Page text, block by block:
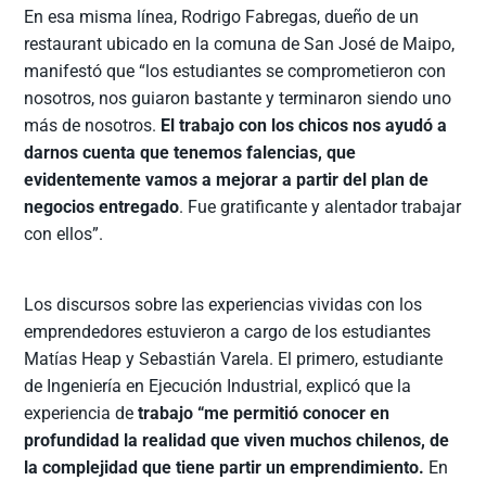
En esa misma línea, Rodrigo Fabregas, dueño de un
restaurant ubicado en la comuna de San José de Maipo,
manifestó que “los estudiantes se comprometieron con
nosotros, nos guiaron bastante y terminaron siendo uno
más de nosotros. El trabajo con los chicos nos ayudó a
darnos cuenta que tenemos falencias, que
evidentemente vamos a mejorar a partir del plan de
negocios entregado. Fue gratificante y alentador trabajar
con ellos”.
Los discursos sobre las experiencias vividas con los
emprendedores estuvieron a cargo de los estudiantes
Matías Heap y Sebastián Varela. El primero, estudiante
de Ingeniería en Ejecución Industrial, explicó que la
experiencia detrabajo “me permitió conocer en
profundidad la realidad que viven muchos chilenos, de
la complejidad que tiene partir un emprendimiento. En